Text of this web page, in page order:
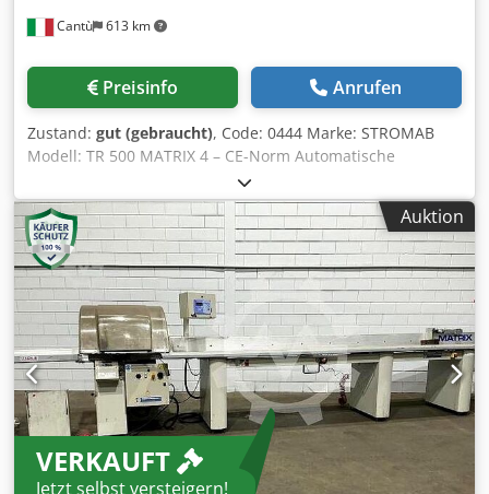
Cantù 613 km
Preisinfo Anrufen
Zustand: gut (gebraucht), Code: 0444 Marke: STROMAB
Modell: TR 500 MATRIX 4 – CE-Norm Automatische
Kreissäge mit Vorschubsystem Matrix 4 – mit
Fehlererkennung und 4 Optimierungskriterien – CE-Norm
Für die Zuschneidung und Endbearbeitung von Brettern,
Leisten, Quadratprofilen aus Massivholz oder
Holzwerkstoffen. Blattdurchmesser 500 mm –
Motorleistung 10 PS – Blattumdrehungen 3000
Schnittabmessungen: Bei einer Dicke von 60 mm beträgt
die Schnittbreite 360 mm – bei einer Dicke von 100 mm
beträgt die Schnittbreite 325 mm – bei einer Dicke von 115
mm beträgt die Schnittbreite 300 mm – bei einer Dicke von
135 mm beträgt die Schnittbreite 250 mm.
Arbeitstischhöhe 1000 mm Bewegungsrichtung von rechts
nach links Elektronisch programmiertes Vorschubsystem
Matrix 1 für programmiertes, sequenzielles Schneiden
Auktion
VERKAUFT
Jetzt selbst versteigern!